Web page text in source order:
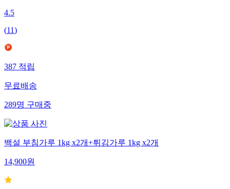
4.5
(11)
387 적립
무료배송
289명 구매중
백설 부침가루 1kg x2개+튀김가루 1kg x2개
14,900원